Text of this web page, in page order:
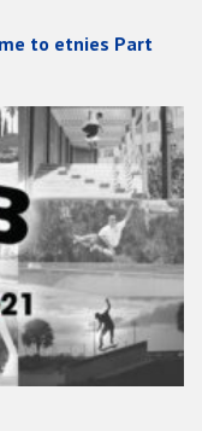
to etnies Part